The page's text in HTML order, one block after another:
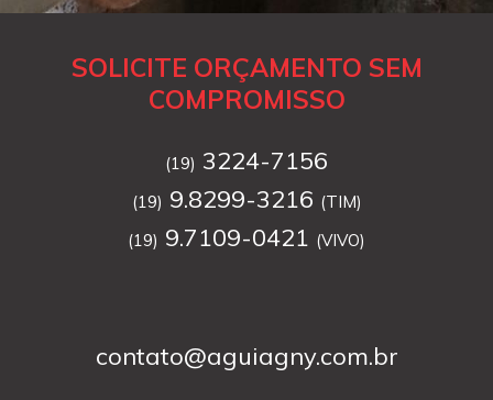
SOLICITE ORÇAMENTO SEM
COMPROMISSO
(19) 3224-7156
(19) 9.8299-3216 (TIM)
(19) 9.7109-0421 (VIVO)
contato@aguiagny.com.br